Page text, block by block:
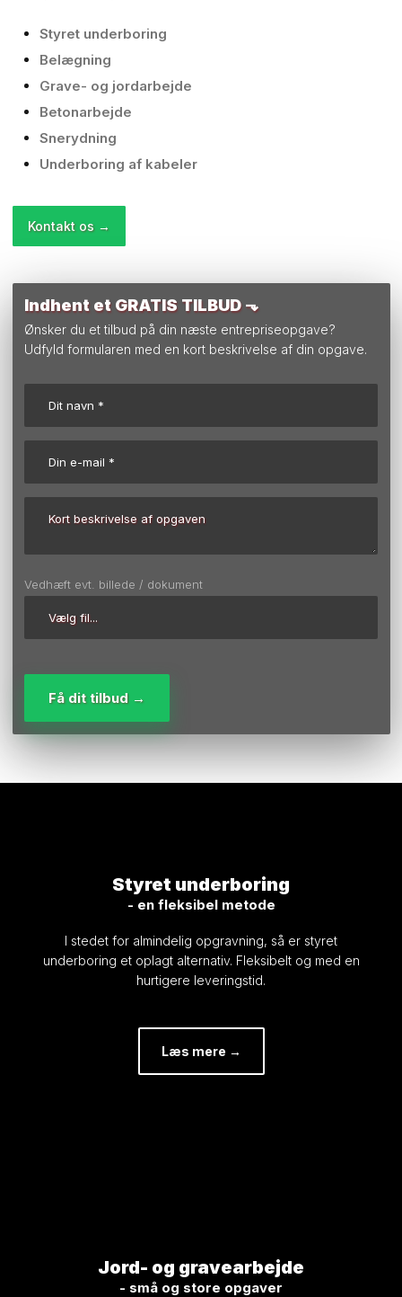
Styret underboring
Belægning
Grave- og jordarbejde
Betonarbejde
Snerydning
Underboring af kabeler
Kontakt os ​→
Indhent et GRATIS TILBUD ⬎
Ønsker du et tilbud på din næste entrepriseopgave?
​Udfyld formularen med en kort beskrivelse af din opgave.
Vedhæft evt. billede / dokument
Styret underboring​
​- en fleksibel metode
I stedet for almindelig opgravning, så er styret
underboring et oplagt alternativ. Fleksibelt og med en
hurtigere leveringstid.​
Læs mere →​
Jord- og gravearbejde​
​- små og store opgaver